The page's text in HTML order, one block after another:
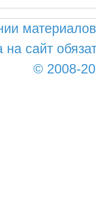
на сайт
© 2008-